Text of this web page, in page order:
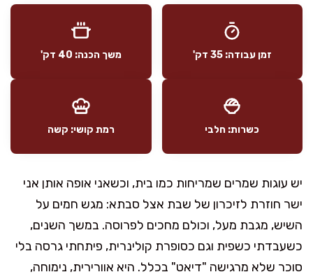
זמן עבודה: 35 דק' משך הכנה: 40 דק'
כשרות: חלבי רמת קושי: קשה
יש עוגות שמרים שמריחות כמו בית, וכשאני אופה אותן אני
ישר חוזרת לזיכרון של שבת אצל סבתא: מגש חמים על
השיש, מגבת מעל, וכולם מחכים לפרוסה. במשך השנים,
כשעבדתי כשפית וגם כסופרת קולינרית, פיתחתי גרסה בלי
סוכר שלא מרגישה "דיאט" בכלל. היא אוורירית, נימוחה,